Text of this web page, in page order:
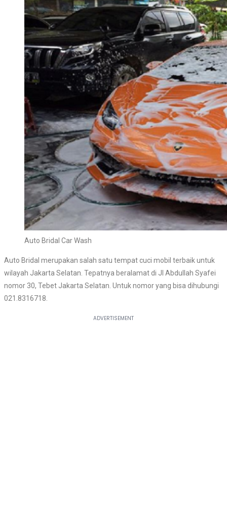
Auto Bridal Car Wash
Auto Bridal merupakan salah satu tempat cuci mobil terbaik untuk
wilayah Jakarta Selatan. Tepatnya beralamat di Jl Abdullah Syafei
nomor 30, Tebet Jakarta Selatan. Untuk nomor yang bisa dihubungi
021.8316718.